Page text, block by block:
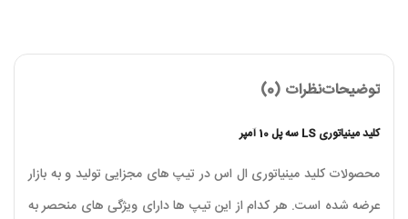
توضیحاتنظرات (0)
کلید مینیاتوری LS سه پل 10 آمپر
محصولات کلید مینیاتوری ال اس در تیپ های مجزایی تولید و به بازار
عرضه شده است. هر کدام از این تیپ ها دارای ویژگی های منحصر به